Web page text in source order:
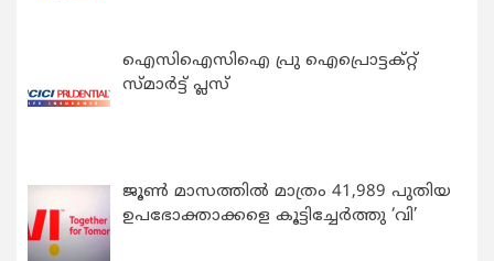
ഐസിഐസിഐ പ്രു ഐപ്രൊട്ടക്റ്റ്
സ്മാർട്ട് പ്ലസ്
ജൂൺ മാസത്തിൽ മാത്രം 41,989 പുതിയ
ഉപഭോക്താക്കളെ കൂട്ടിച്ചേർത്തു ‘വി’